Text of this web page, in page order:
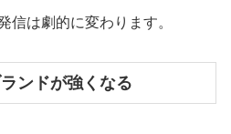
信は劇的に変わります。
ンドが強くなる